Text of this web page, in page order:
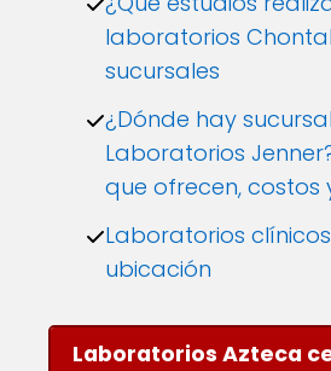
laboratorios
sucursales
¿Dónde hay
Laboratorios
que ofrecen, costos
Laboratorios
ubicación
Laboratorios Azteca